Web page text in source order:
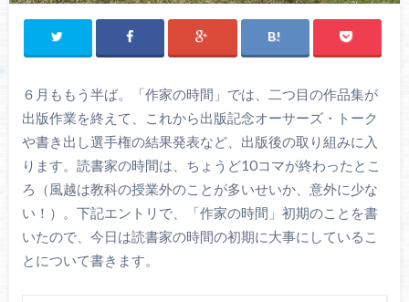
６月ももう半ば。「作家の時間」では、二つ目の作品集が
出版作業を終えて、これから出版記念オーサーズ・トーク
や書き出し選手権の結果発表など、出版後の取り組みに入
ります。読書家の時間は、ちょうど10コマが終わったとこ
ろ（風越は教科の授業外のことが多いせいか、意外に少な
い！）。下記エントリで、「作家の時間」初期のことを書
いたので、今日は読書家の時間の初期に大事にしているこ
とについて書きます。